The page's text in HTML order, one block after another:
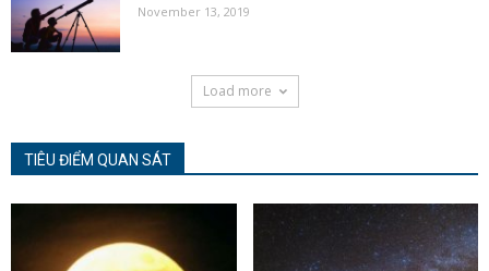
November 13, 2019
Load more
TIÊU ĐIỂM QUAN SÁT